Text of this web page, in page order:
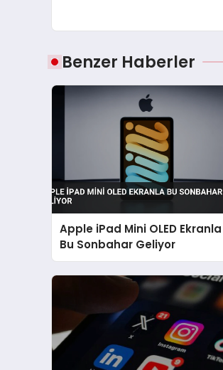
Benzer Haberler
Apple iPad Mini OLED Ekranla
Bu Sonbahar Geliyor